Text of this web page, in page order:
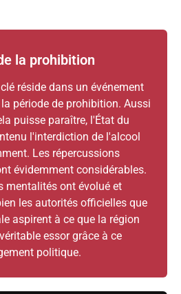
la prohibition
réside dans un événement
période de prohibition. Aussi
puisse paraître, l'État du
l'interdiction de l'alcool
Les répercussions
évidemment considérables.
mentalités ont évolué et
les autorités officielles que
aspirent à ce que la région
essor grâce à ce
politique.